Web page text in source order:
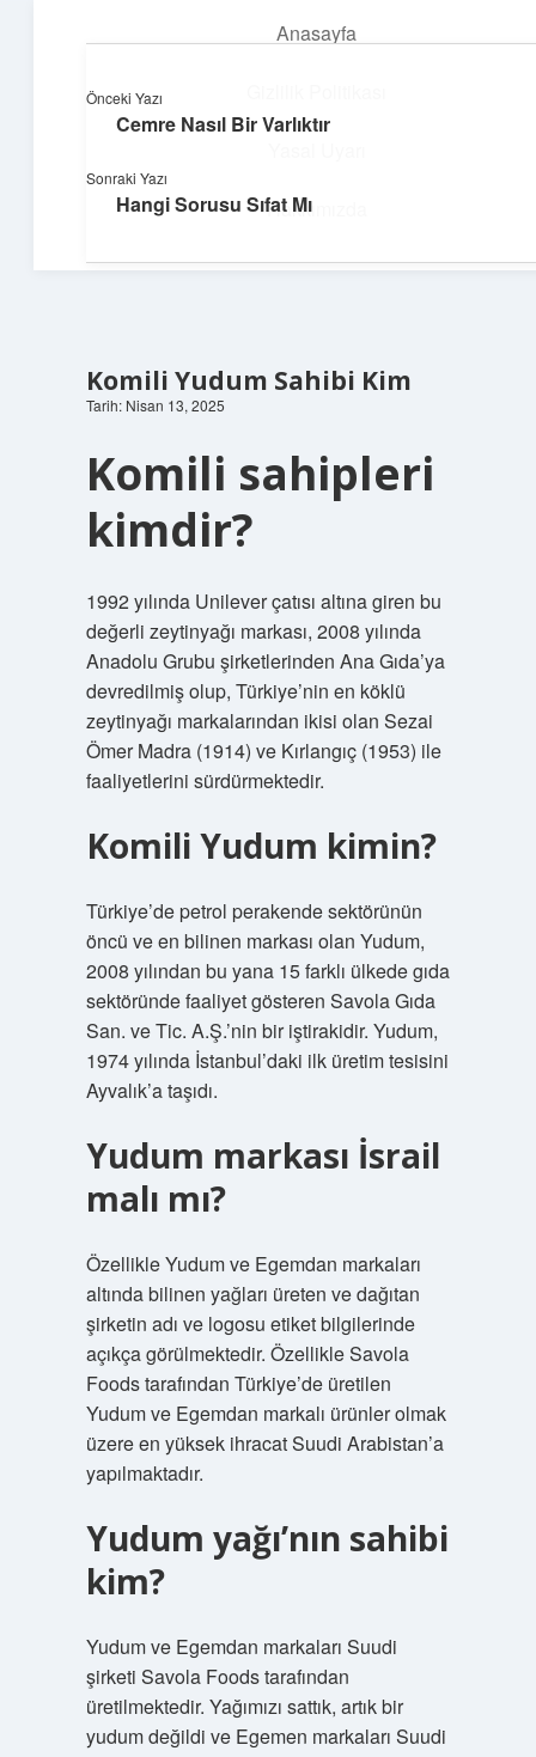
Anasayfa
Hakkımızda
Dijital dünyada keyifli bir macera!
Komili Yudum Sahibi Kim
Tarih: Nisan 13, 2025
Komili sahipleri
kimdir?
1992 yılında Unilever çatısı altına giren bu
değerli zeytinyağı markası, 2008 yılında
Anadolu Grubu şirketlerinden Ana Gıda’ya
devredilmiş olup, Türkiye’nin en köklü
zeytinyağı markalarından ikisi olan Sezai
Ömer Madra (1914) ve Kırlangıç ​​​​​​(1953) ile
faaliyetlerini sürdürmektedir.
Komili Yudum kimin?
Türkiye’de petrol perakende sektörünün
öncü ve en bilinen markası olan Yudum,
2008 yılından bu yana 15 farklı ülkede gıda
sektöründe faaliyet gösteren Savola Gıda
San. ve Tic. A.Ş.’nin bir iştirakidir. Yudum,
1974 yılında İstanbul’daki ilk üretim tesisini
Ayvalık’a taşıdı.
Yudum markası İsrail
malı mı?
Özellikle Yudum ve Egemdan markaları
altında bilinen yağları üreten ve dağıtan
şirketin adı ve logosu etiket bilgilerinde
açıkça görülmektedir. Özellikle Savola
Foods tarafından Türkiye’de üretilen
Yudum ve Egemdan markalı ürünler olmak
üzere en yüksek ihracat Suudi Arabistan’a
yapılmaktadır.
Yudum yağı’nın sahibi
kim?
Yudum ve Egemdan markaları Suudi
şirketi Savola Foods tarafından
üretilmektedir. Yağımızı sattık, artık bir
yudum değildi ve Egemen markaları Suudi
Önceki Yazı
Cemre Nasıl Bir Varlıktır
Sonraki Yazı
Hangi Sorusu Sıfat Mı